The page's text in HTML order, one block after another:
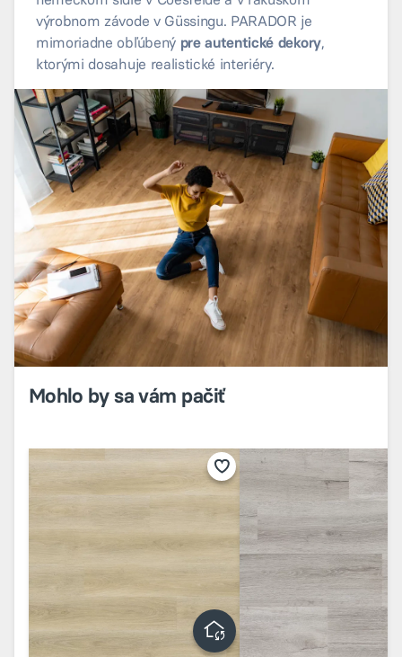
výrobnom závode v Güssingu. PARADOR je
mimoriadne obľúbený pre autentické dekory,
ktorými dosahuje realistické interiéry.
Mohlo by sa vám pačiť